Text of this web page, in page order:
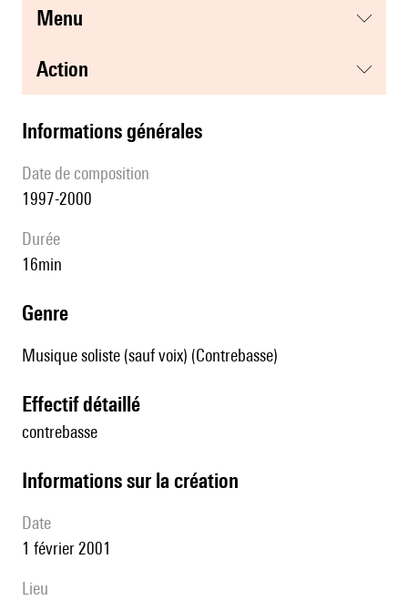
menu
action
informations générales
date de composition
1997-2000
durée
16min
genre
Musique soliste (sauf voix) (Contrebasse)
effectif détaillé
contrebasse
informations sur la création
date
1 février 2001
lieu